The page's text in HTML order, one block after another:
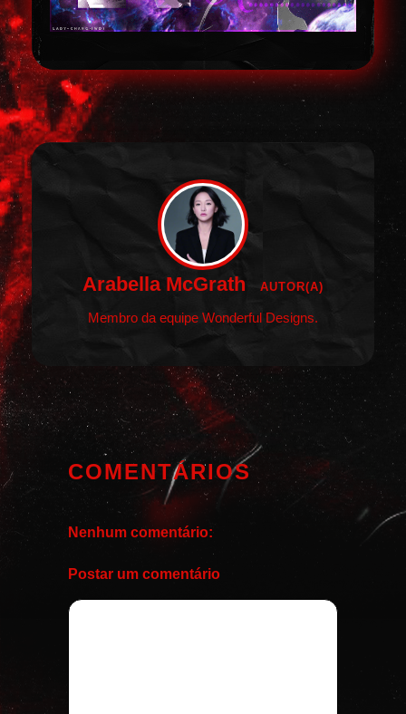
Arabella McGrath AUTOR(A)
Membro da equipe Wonderful Designs.
COMENTÁRIOS
Nenhum comentário:
Postar um comentário